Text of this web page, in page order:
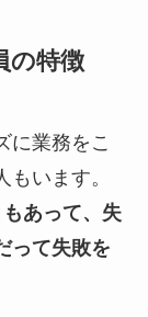
の特徴
に業務をこ
います。
あって、失
って失敗を